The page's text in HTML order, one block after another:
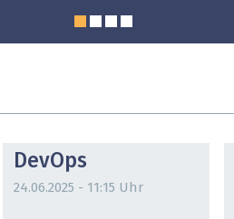
DevOps
24.06.2025 - 11:15 Uhr